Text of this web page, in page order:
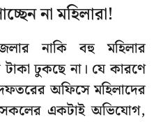
না মহিলারা!
নাকি বহু মহিলার
টাকা ঢুকছে না। যে কারণে
অফিসে মহিলাদের
একটাই অভিযোগ,